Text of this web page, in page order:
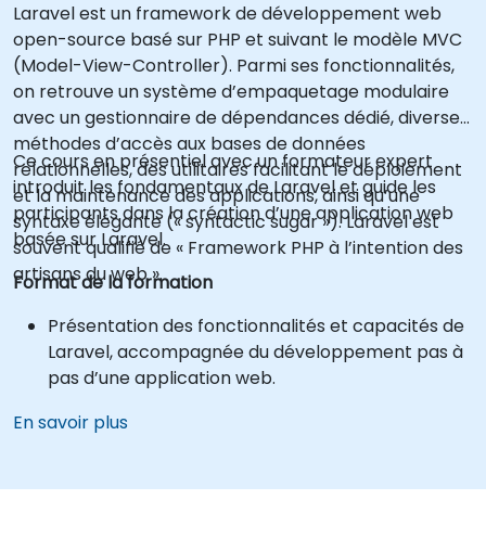
Laravel est un framework de développement web
open-source basé sur PHP et suivant le modèle MVC
(Model-View-Controller). Parmi ses fonctionnalités,
on retrouve un système d’empaquetage modulaire
avec un gestionnaire de dépendances dédié, diverses
méthodes d’accès aux bases de données
relationnelles, des utilitaires facilitant le déploiement
et la maintenance des applications, ainsi qu’une
syntaxe élégante (« syntactic sugar »). Laravel est
souvent qualifié de « Framework PHP à l’intention des
artisans du web ».
Ce cours en présentiel avec un formateur expert
introduit les fondamentaux de Laravel et guide les
participants dans la création d’une application web
basée sur Laravel.
Format de la formation
Présentation des fonctionnalités et capacités de
Laravel, accompagnée du développement pas à
pas d’une application web.
En savoir plus